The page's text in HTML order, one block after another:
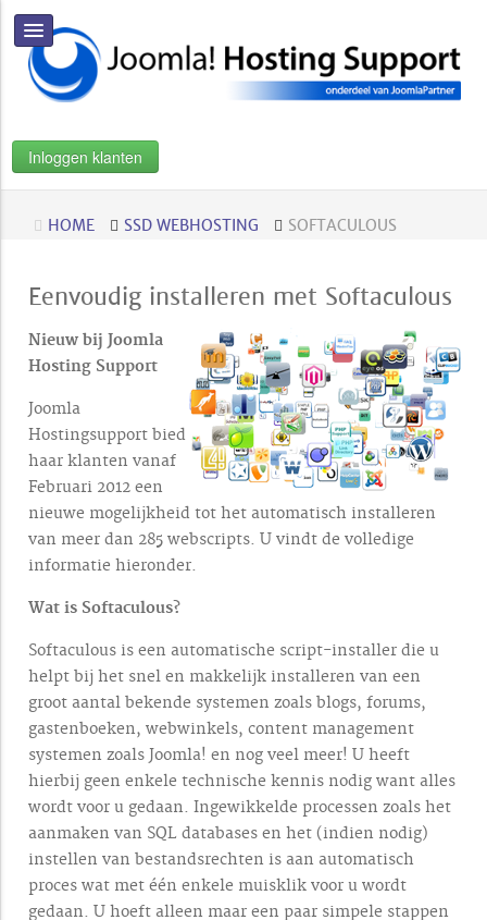
Inloggen klanten
HOME SSD WEBHOSTING SOFTACULOUS
Eenvoudig installeren met Softaculous
Nieuw bij Joomla
Hosting Support
Joomla
Hostingsupport bied
haar klanten vanaf
Februari 2012 een
nieuwe mogelijkheid tot het automatisch installeren
van meer dan 285 webscripts. U vindt de volledige
informatie hieronder.
Wat is Softaculous?
Softaculous is een automatische script-installer die u
helpt bij het snel en makkelijk installeren van een
groot aantal bekende systemen zoals blogs, forums,
gastenboeken, webwinkels, content management
systemen zoals Joomla! en nog veel meer! U heeft
hierbij geen enkele technische kennis nodig want alles
wordt voor u gedaan. Ingewikkelde processen zoals het
aanmaken van SQL databases en het (indien nodig)
instellen van bestandsrechten is aan automatisch
proces wat met één enkele muisklik voor u wordt
gedaan. U hoeft alleen maar een paar simpele stappen